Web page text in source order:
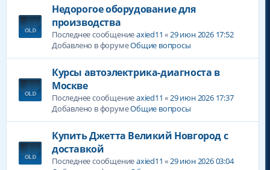
Недорогое оборудование для
производства
Последнее сообщениеaxied11 « 29 июн 2026 17:52
Добавлено в форумеОбщие вопросы
Курсы автоэлектрика-диагноста в
Москве
Последнее сообщениеaxied11 « 29 июн 2026 17:37
Добавлено в форумеОбщие вопросы
Купить Джетта Великий Новгород с
доставкой
Последнее сообщениеaxied11 « 29 июн 2026 03:04